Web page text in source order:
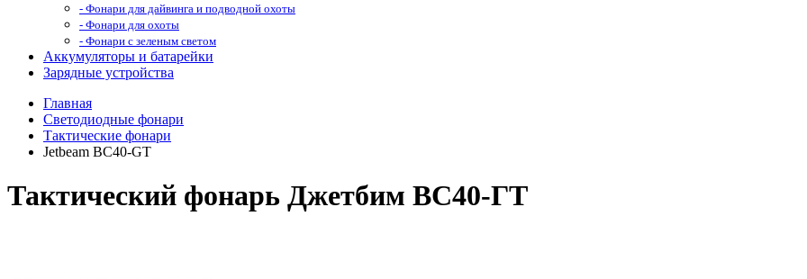
- Фонари для дайвинга и подводной охоты
- Фонари для охоты
- Фонари с зеленым светом
Аккумуляторы и батарейки
Зарядные устройства
Главная
Светодиодные фонари
Тактические фонари
Jetbeam BC40-GT
Тактический фонарь Джетбим ВС40-ГТ